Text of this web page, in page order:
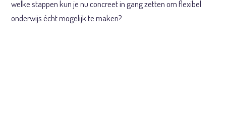
welke stappen kun je nu concreet in gang zetten om flexibel
onderwijs écht mogelijk te maken?